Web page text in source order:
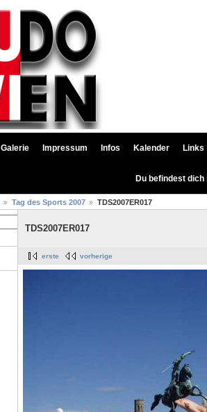
Galerie Impressum Infos Kalender Links
Du befindest
Tag des Sports 2007 TDS2007ER017
TDS2007ER017
erste vorherige